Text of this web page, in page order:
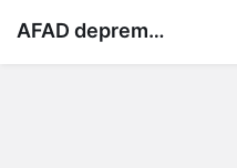
AFAD deprem